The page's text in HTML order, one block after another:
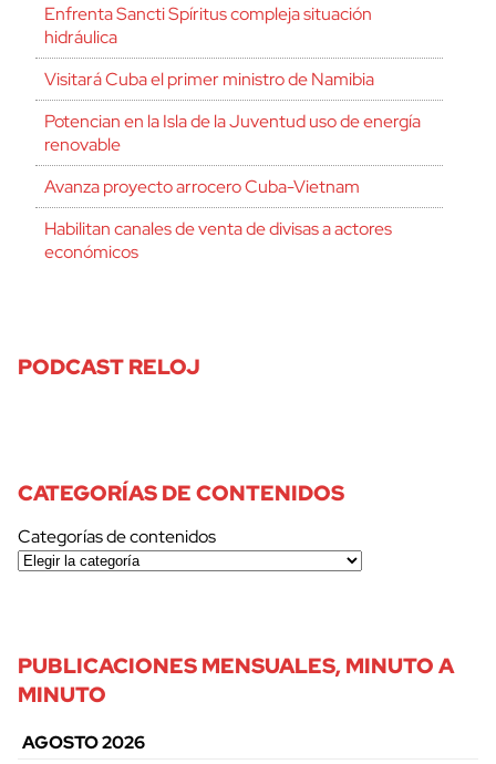
Enfrenta Sancti Spíritus compleja situación
hidráulica
Visitará Cuba el primer ministro de Namibia
Potencian en la Isla de la Juventud uso de energía
renovable
Avanza proyecto arrocero Cuba-Vietnam
Habilitan canales de venta de divisas a actores
económicos
PODCAST RELOJ
CATEGORÍAS DE CONTENIDOS
Categorías de contenidos
PUBLICACIONES MENSUALES, MINUTO A
MINUTO
AGOSTO 2026